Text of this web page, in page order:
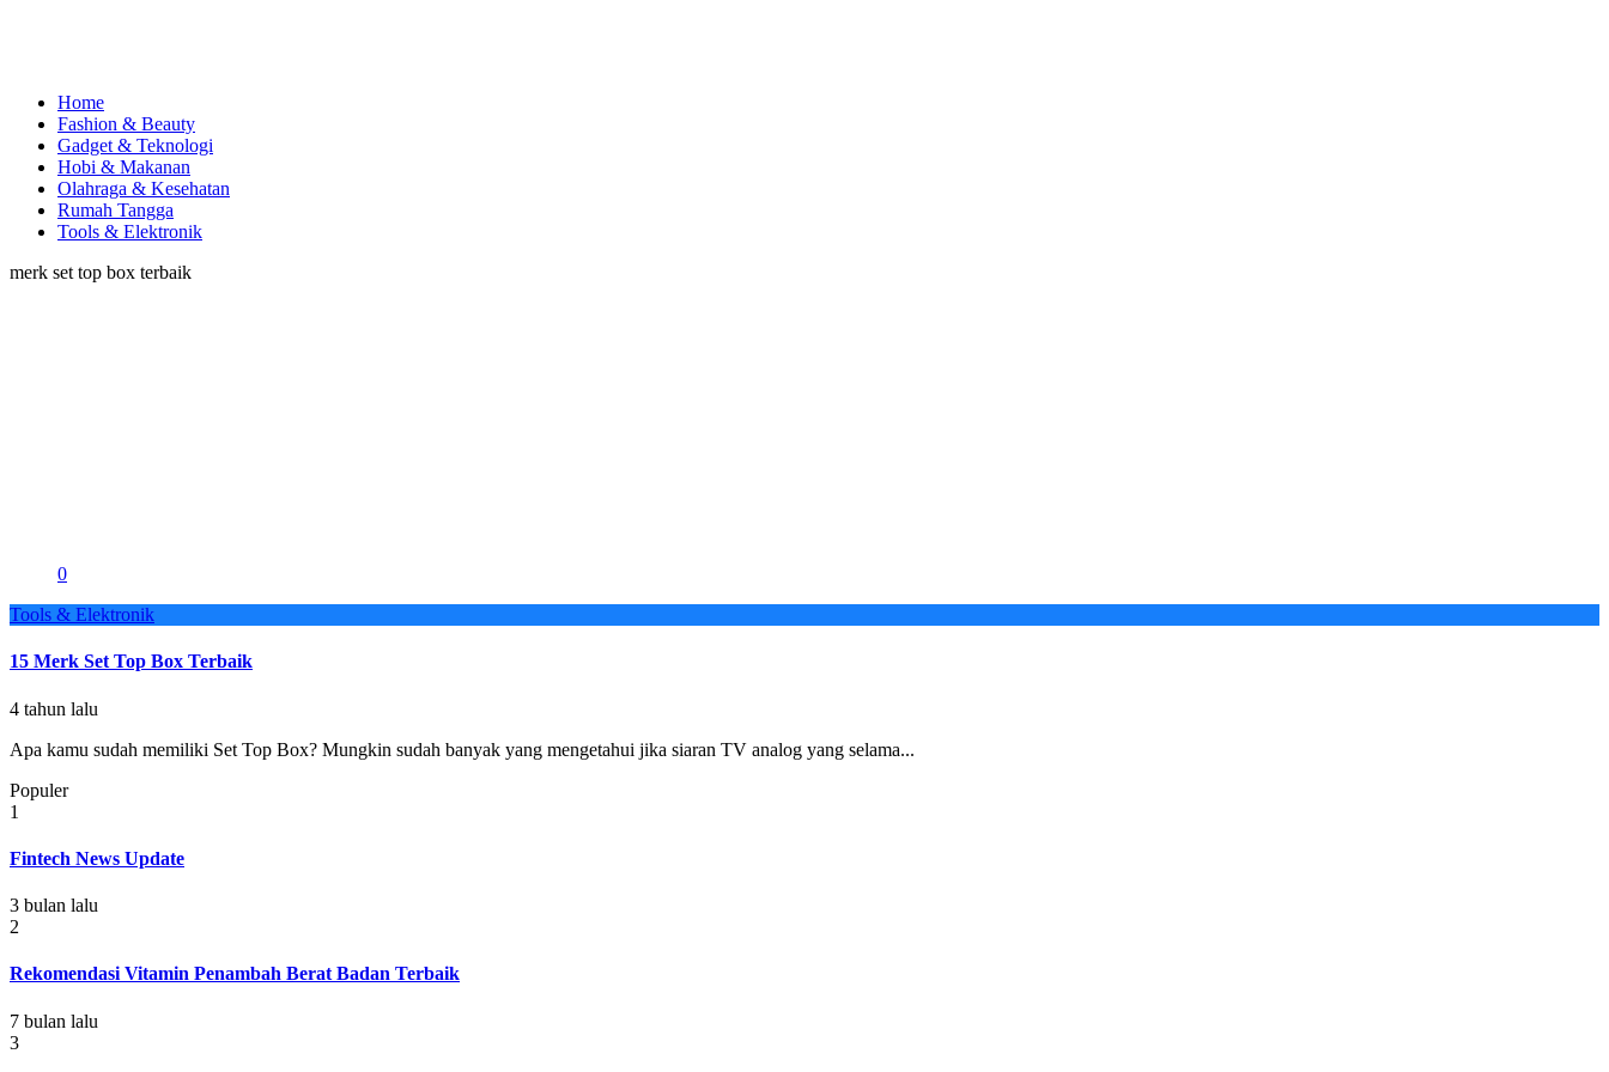
Home
Fashion & Beauty
Gadget & Teknologi
Hobi & Makanan
Olahraga & Kesehatan
Rumah Tangga
Tools & Elektronik
merk set top box terbaik
0
Tools & Elektronik
15 Merk Set Top Box Terbaik
4 tahun lalu
Apa kamu sudah memiliki Set Top Box? Mungkin sudah banyak yang mengetahui jika siaran TV analog yang selama...
Populer
1
Fintech News Update
3 bulan lalu
2
Rekomendasi Vitamin Penambah Berat Badan Terbaik
7 bulan lalu
3